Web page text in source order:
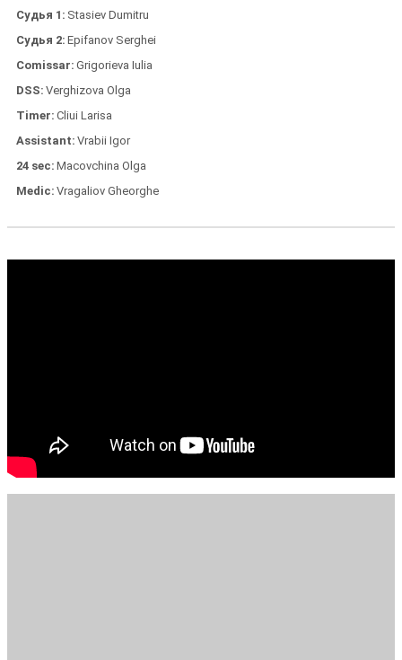
Судья 1 Stasiev Dumitru
Судья 2 Epifanov Serghei
Comissar Grigorieva Iulia
DSS Verghizova Olga
Timer Cliui Larisa
Assistant Vrabii Igor
24 sec Macovchina Olga
Medic Vragaliov Gheorghe